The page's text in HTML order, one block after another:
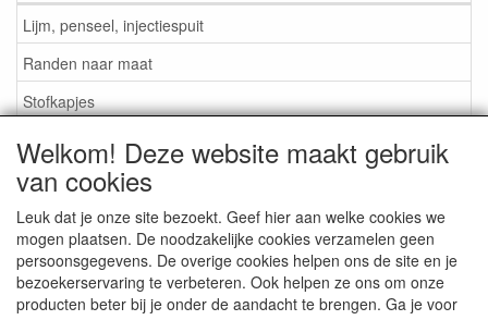
Lijm, penseel, injectiespuit
Randen naar maat
Stofkapjes
Informatie
Foam of rubber randen?
Belangrijk bij bestellen
Welkom! Deze website maakt gebruik
van cookies
Leuk dat je onze site bezoekt. Geef hier aan welke cookies we
mogen plaatsen. De noodzakelijke cookies verzamelen geen
persoonsgegevens. De overige cookies helpen ons de site en je
bezoekerservaring te verbeteren. Ook helpen ze ons om onze
producten beter bij je onder de aandacht te brengen. Ga je voor